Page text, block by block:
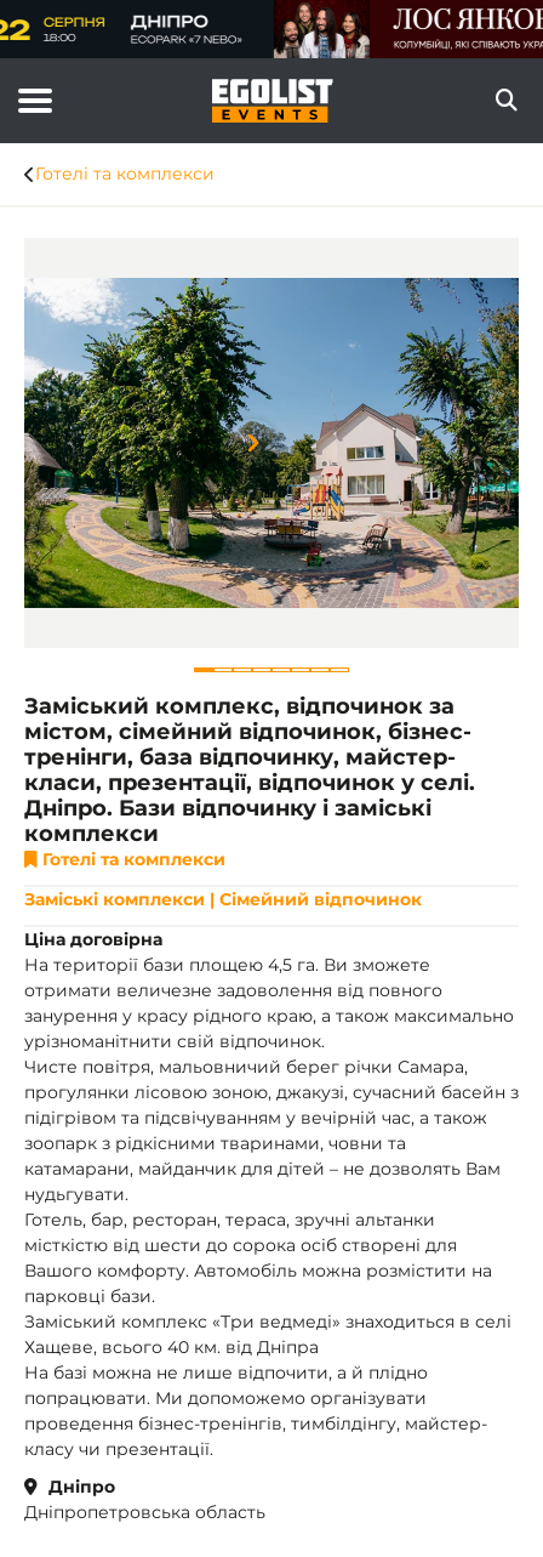
Готелі та комплекси
Item
1
of
8
Заміський комплекс, відпочинок за
містом, сімейний відпочинок, бізнес-
тренінги, база відпочинку, майстер-
класи, презентації, відпочинок у селі.
Дніпро. Бази відпочинку і заміські
комплекси
Готелі та комплекси
Заміські комплекси | Сімейний відпочинок
Ціна договірна
На території бази площею 4,5 га. Ви зможете
отримати величезне задоволення від повного
занурення у красу рідного краю, а також максимально
урізноманітнити свій відпочинок.
Чисте повітря, мальовничий берег річки Самара,
прогулянки лісовою зоною, джакузі, сучасний басейн з
підігрівом та підсвічуванням у вечірній час, а також
зоопарк з рідкісними тваринами, човни та
катамарани, майданчик для дітей – не дозволять Вам
нудьгувати.
Готель, бар, ресторан, тераса, зручні альтанки
місткістю від шести до сорока осіб створені для
Вашого комфорту. Автомобіль можна розмістити на
парковці бази.
Заміський комплекс «Три ведмеді» знаходиться в селі
Хащеве, всього 40 км. від Дніпра
На базі можна не лише відпочити, а й плідно
попрацювати. Ми допоможемо організувати
проведення бізнес-тренінгів, тимбілдінгу, майстер-
класу чи презентації.
Дніпро
Дніпропетровська область